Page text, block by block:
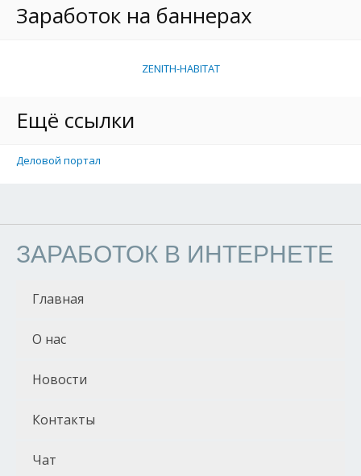
Заработок на баннерах
ZENITH-HABITAT
Ещё ссылки
Деловой портал
ЗАРАБОТОК В ИНТЕРНЕТЕ
Главная
О нас
Новости
Контакты
Чат